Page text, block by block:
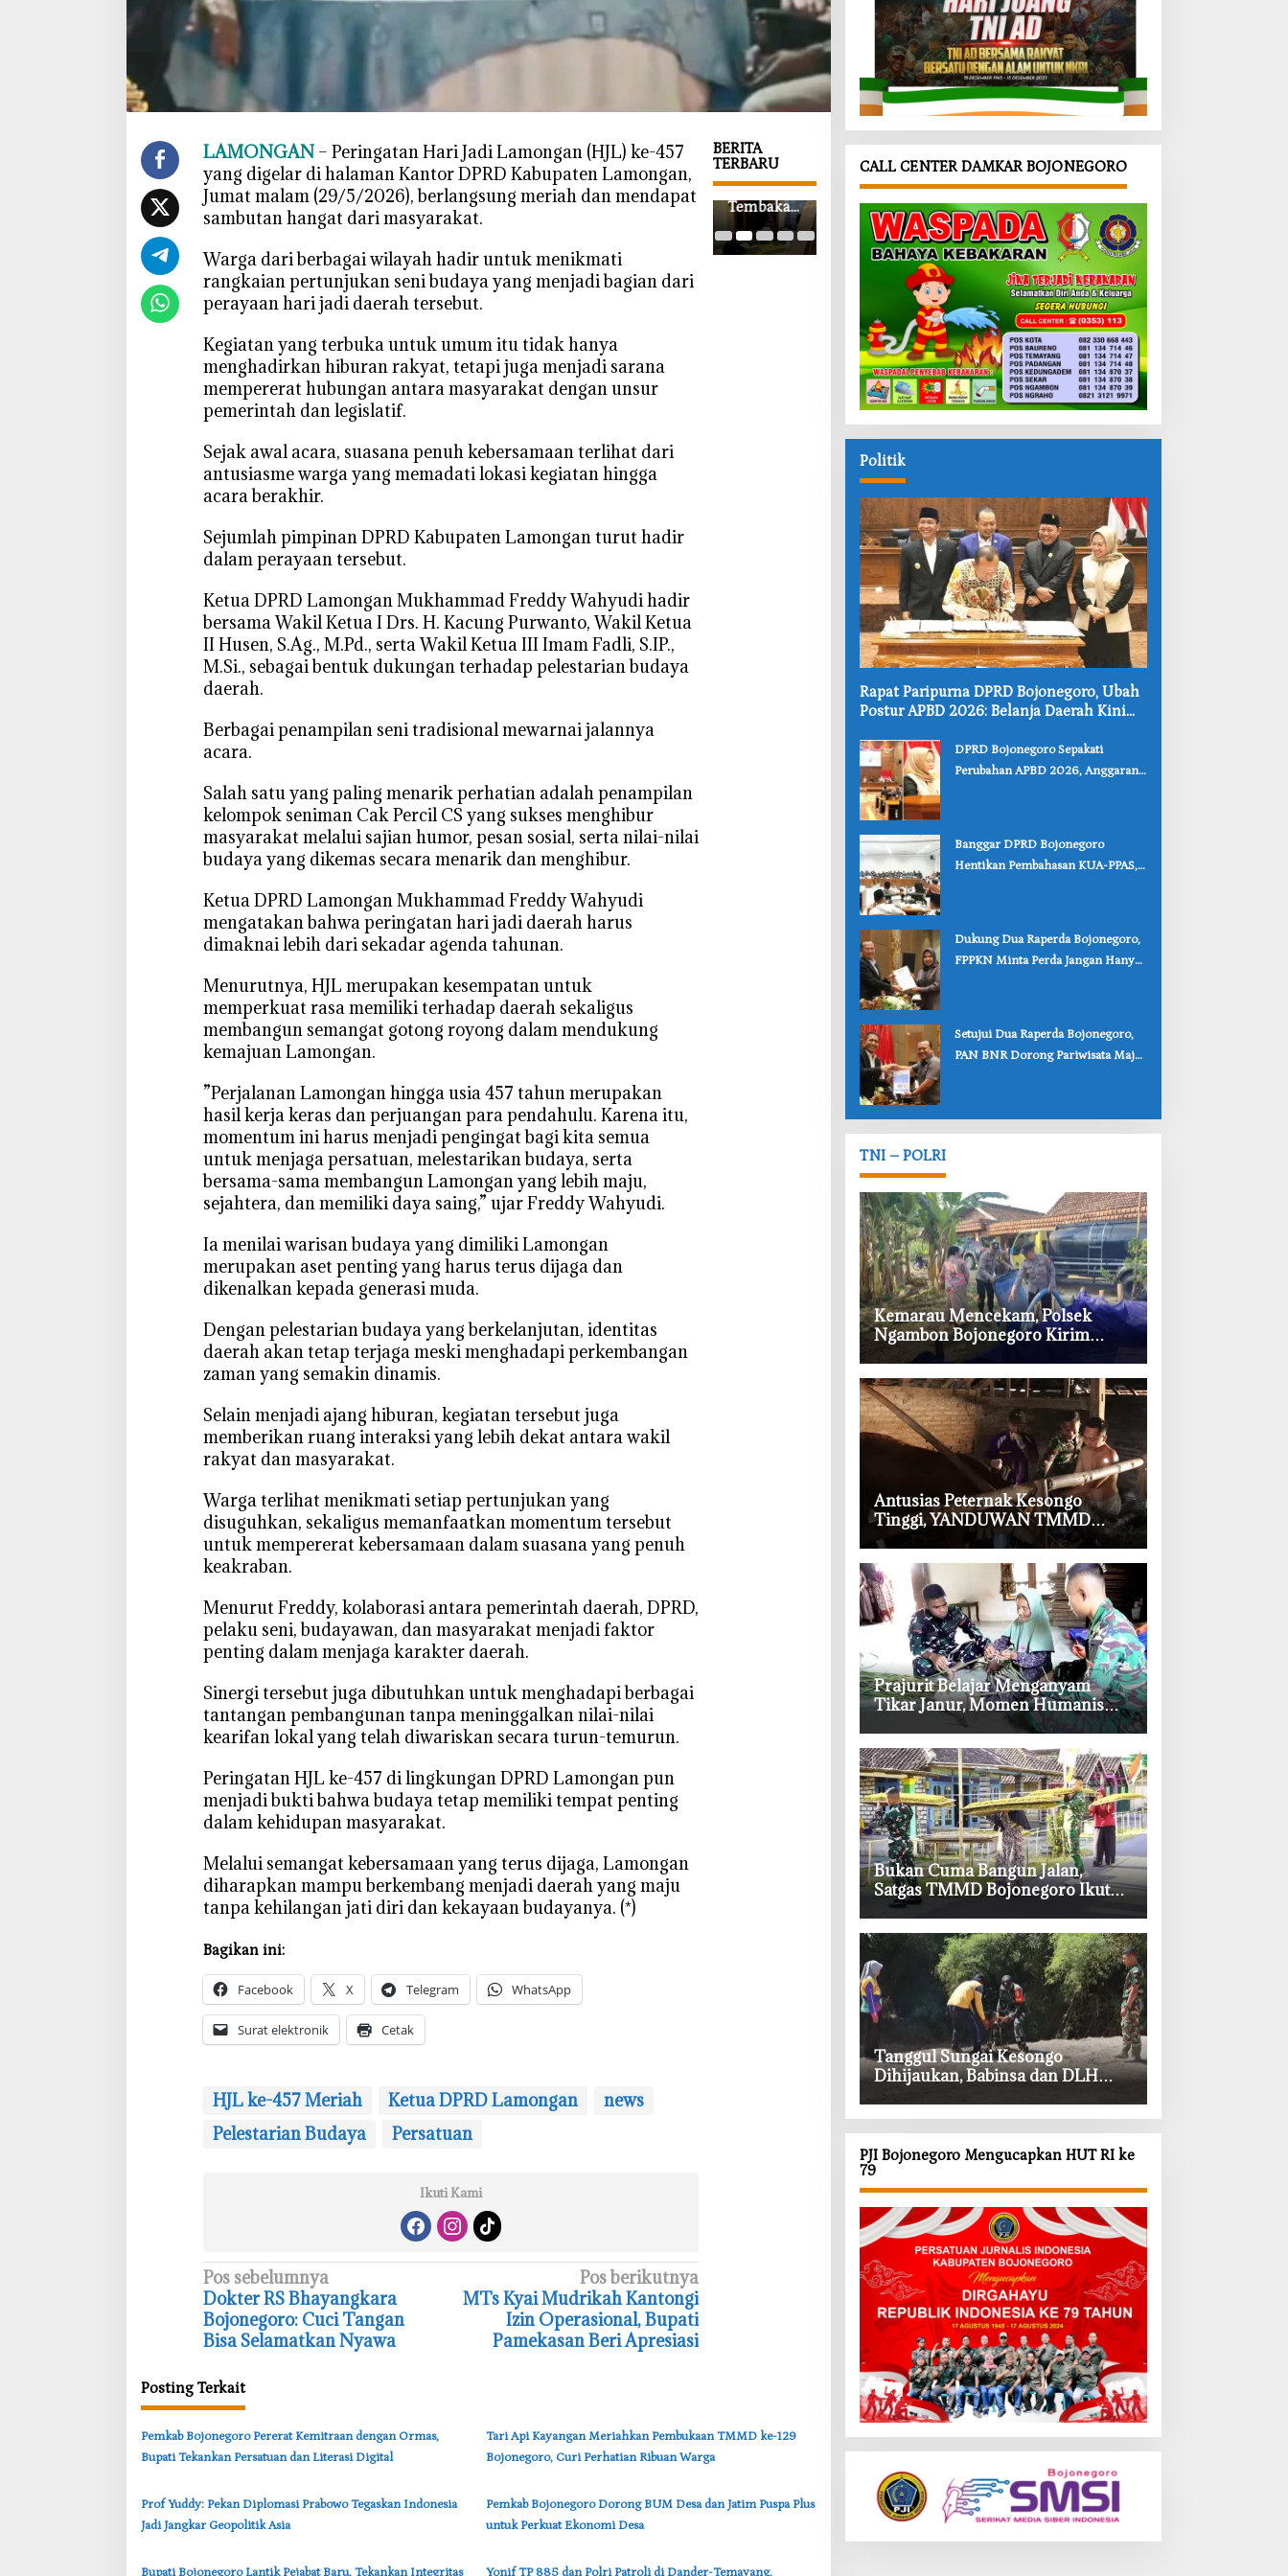
o
g
T
e
a
n
k
n
P
e
r
a
t
u
n
d
n
P
e
l
t
i
a
n
B
d
a
y
LAMONGAN– Peringatan Hari Jadi Lamongan (HJL) ke-457
yang digelar di halaman Kantor DPRD Kabupaten Lamongan,
Jumat malam (29/5/2026), berlangsung meriah dan mendapat
sambutan hangat dari masyarakat.
‎Warga dari berbagai wilayah hadir untuk menikmati
rangkaian pertunjukan seni budaya yang menjadi bagian dari
perayaan hari jadi daerah tersebut.
‎Kegiatan yang terbuka untuk umum itu tidak hanya
menghadirkan hiburan rakyat, tetapi juga menjadi sarana
mempererat hubungan antara masyarakat dengan unsur
pemerintah dan legislatif.
‎Sejak awal acara, suasana penuh kebersamaan terlihat dari
antusiasme warga yang memadati lokasi kegiatan hingga
acara berakhir.
‎Sejumlah pimpinan DPRD Kabupaten Lamongan turut hadir
dalam perayaan tersebut.
‎Ketua DPRD Lamongan Mukhammad Freddy Wahyudi hadir
bersama Wakil Ketua I Drs. H. Kacung Purwanto, Wakil Ketua
II Husen, S.Ag., M.Pd., serta Wakil Ketua III Imam Fadli, S.IP.,
M.Si., sebagai bentuk dukungan terhadap pelestarian budaya
daerah.
‎Berbagai penampilan seni tradisional mewarnai jalannya
acara.
‎Salah satu yang paling menarik perhatian adalah penampilan
kelompok seniman Cak Percil CS yang sukses menghibur
masyarakat melalui sajian humor, pesan sosial, serta nilai-nilai
budaya yang dikemas secara menarik dan menghibur.
‎Ketua DPRD Lamongan Mukhammad Freddy Wahyudi
mengatakan bahwa peringatan hari jadi daerah harus
dimaknai lebih dari sekadar agenda tahunan.
‎Menurutnya, HJL merupakan kesempatan untuk
memperkuat rasa memiliki terhadap daerah sekaligus
membangun semangat gotong royong dalam mendukung
kemajuan Lamongan.
‎”Perjalanan Lamongan hingga usia 457 tahun merupakan
hasil kerja keras dan perjuangan para pendahulu. Karena itu,
momentum ini harus menjadi pengingat bagi kita semua
untuk menjaga persatuan, melestarikan budaya, serta
bersama-sama membangun Lamongan yang lebih maju,
sejahtera, dan memiliki daya saing,” ujar Freddy Wahyudi.
‎Ia menilai warisan budaya yang dimiliki Lamongan
merupakan aset penting yang harus terus dijaga dan
dikenalkan kepada generasi muda.
‎Dengan pelestarian budaya yang berkelanjutan, identitas
daerah akan tetap terjaga meski menghadapi perkembangan
zaman yang semakin dinamis.
‎Selain menjadi ajang hiburan, kegiatan tersebut juga
memberikan ruang interaksi yang lebih dekat antara wakil
rakyat dan masyarakat.
‎Warga terlihat menikmati setiap pertunjukan yang
disuguhkan, sekaligus memanfaatkan momentum tersebut
untuk mempererat kebersamaan dalam suasana yang penuh
keakraban.
‎Menurut Freddy, kolaborasi antara pemerintah daerah, DPRD,
pelaku seni, budayawan, dan masyarakat menjadi faktor
penting dalam menjaga karakter daerah.
‎Sinergi tersebut juga dibutuhkan untuk menghadapi berbagai
tantangan pembangunan tanpa meninggalkan nilai-nilai
kearifan lokal yang telah diwariskan secara turun-temurun.
‎Peringatan HJL ke-457 di lingkungan DPRD Lamongan pun
menjadi bukti bahwa budaya tetap memiliki tempat penting
dalam kehidupan masyarakat.
‎Melalui semangat kebersamaan yang terus dijaga, Lamongan
diharapkan mampu berkembang menjadi daerah yang maju
tanpa kehilangan jati diri dan kekayaan budayanya. (*)
Bagikan ini:
Facebook X Telegram WhatsApp
Surat elektronik Cetak
HJL ke-457 Meriah Ketua DPRD Lamongan
news
Pelestarian Budaya
Persatuan
Ikuti Kami
N
a
v
g
a
s
i
p
o
Pos sebelumnya
‎Dokter RS Bhayangkara
Bojonegoro: Cuci Tangan
Bisa Selamatkan Nyawa
Pos berikutnya
‎MTs Kyai Mudrikah Kantongi
Izin Operasional, Bupati
Pamekasan Beri Apresiasi
BERITA
TERBARU
‎Wabup
Bojonegor
Wetan
Akademik
Bersinergi
Harga
Tembakau
Kepoh
Mulai
‎Ribuan
Peserta
o, Cantika
Wahono
Tekankan
Hak Anak
Semarak
HUT ke-81
RI di
Kepohbar
u,
Beragam
Lomba
Digelar
Sepanjang
Agustus
2026
‎PORPAMD
A Jatim
2026
Resmi
Dibuka,
Wabup
Bojonegor
o
Tekankan
Pentingny
a Akses
Air Bersih
Posting Terkait
‎Pemkab Bojonegoro Pererat Kemitraan dengan Ormas,
Bupati Tekankan Persatuan dan Literasi Digital
‎Tari Api Kayangan Meriahkan Pembukaan TMMD ke-129
Bojonegoro, Curi Perhatian Ribuan Warga
‎Prof Yuddy: Pekan Diplomasi Prabowo Tegaskan Indonesia
Jadi Jangkar Geopolitik Asia
‎Pemkab Bojonegoro Dorong BUM Desa dan Jatim Puspa Plus
untuk Perkuat Ekonomi Desa
‎Bupati Bojonegoro Lantik Pejabat Baru, Tekankan Integritas ‎Yonif TP 885 dan Polri Patroli di Dander-Temayang,
CALL CENTER DAMKAR BOJONEGORO
Politik
‎Rapat Paripurna DPRD Bojonegoro, Ubah
Postur APBD 2026: Belanja Daerah Kini
‎DPRD Bojonegoro Sepakati
Perubahan APBD 2026, Anggaran
‎Banggar DPRD Bojonegoro
Hentikan Pembahasan KUA-PPAS,
‎Dukung Dua Raperda Bojonegoro,
FPPKN Minta Perda Jangan Hanya
‎Setujui Dua Raperda Bojonegoro,
PAN BNR Dorong Pariwisata Maju
TNI – POLRI
‎Kemarau Mencekam, Polsek
Ngambon Bojonegoro Kirim
8.000 Liter Air Bersih ke Warga
Bondol
‎Antusias Peternak Kesongo
Tinggi, YANDUWAN TMMD
Bojonegoro Layani 278 Ternak
‎Prajurit Belajar Menganyam
Tikar Janur, Momen Humanis
TMMD ke-129 Bojonegoro
‎Bukan Cuma Bangun Jalan,
Satgas TMMD Bojonegoro Ikut
Bantu Petani Rajang Tembakau
‎Tanggul Sungai Kesongo
Dihijaukan, Babinsa dan DLH
Alami
PJI Bojonegoro Mengucapkan HUT RI ke
79